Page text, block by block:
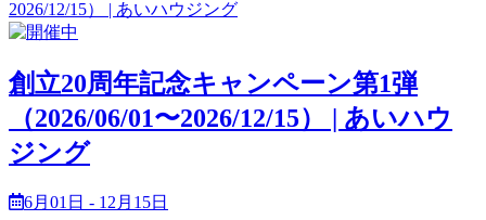
創立20周年記念キャンペーン第1弾
（2026/06/01〜2026/12/15） | あいハウ
ジング
6月01日 - 12月15日